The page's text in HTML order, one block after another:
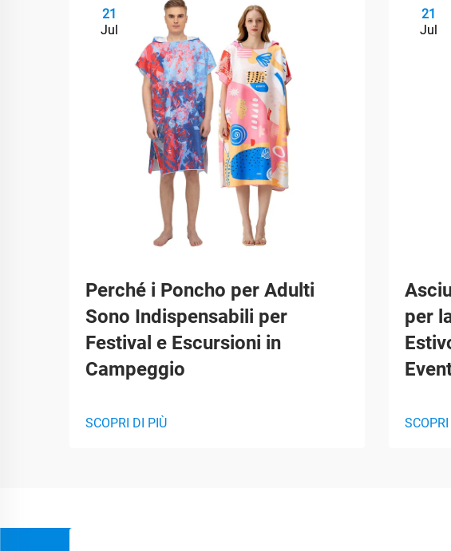
21
Jul
Perché i Poncho per Adulti
Sono Indispensabili per
Festival e Escursioni in
Campeggio
SCOPRI DI PIÙ
21
Jul
per